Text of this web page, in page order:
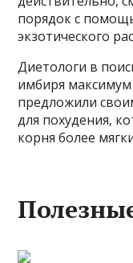
порядок с
экзотического
Диетологи в
имбиря
предложили
для похудения,
корня более